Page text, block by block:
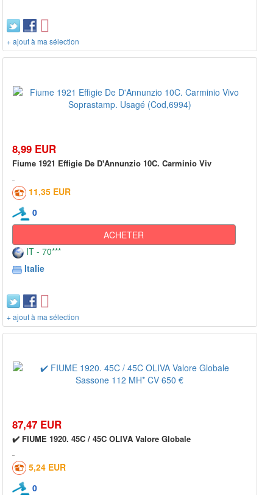
+ ajout à ma sélection
8,99 EUR
Fiume 1921 Effigie De D'Annunzio 10C. Carminio Viv
11,35 EUR
0
ACHETER
IT - 70***
Italie
+ ajout à ma sélection
87,47 EUR
✔️ FIUME 1920. 45C / 45C OLIVA Valore Globale
5,24 EUR
0